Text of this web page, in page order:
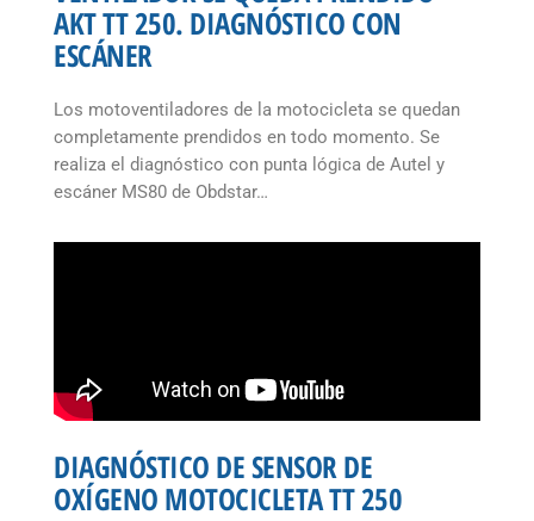
AKT TT 250. DIAGNÓSTICO CON
ESCÁNER
Los motoventiladores de la motocicleta se quedan
completamente prendidos en todo momento. Se
realiza el diagnóstico con punta lógica de Autel y
escáner MS80 de Obdstar…
DIAGNÓSTICO DE SENSOR DE
OXÍGENO MOTOCICLETA TT 250